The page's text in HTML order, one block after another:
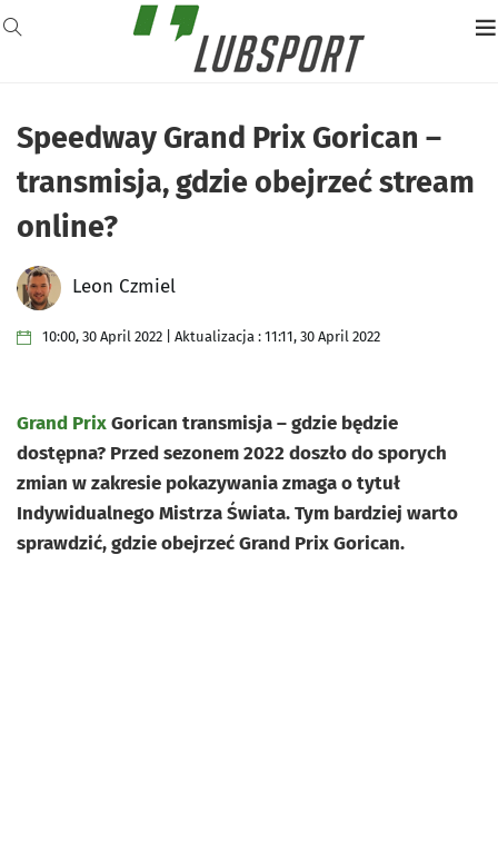
Speedway Grand Prix Gorican –
transmisja, gdzie obejrzeć stream
online?
Leon Czmiel
10:00, 30 April 2022 | Aktualizacja : 11:11, 30 April 2022
Grand PrixGorican transmisja – gdzie będzie
dostępna? Przed sezonem 2022 doszło do sporych
zmian w zakresie pokazywania zmaga o tytuł
Indywidualnego Mistrza Świata. Tym bardziej warto
sprawdzić, gdzie obejrzeć Grand Prix Gorican.